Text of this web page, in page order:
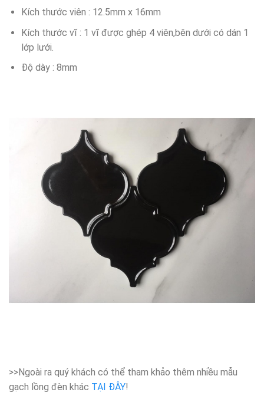
Kích thước viên : 12.5mm x 16mm
Kích thước vĩ : 1 vĩ được ghép 4 viên,bên dưới có dán 1
lớp lưới.
Độ dày : 8mm
>>Ngoài ra quý khách có thể tham khảo thêm nhiều mẫu
gạch lồng đèn khác TẠI ĐÂY!